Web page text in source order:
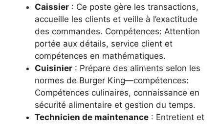
Caissier : Ce poste gère les transactions,
accueille les clients et veille à l’exactitude
des commandes. Compétences: Attention
portée aux détails, service client et
compétences en mathématiques.
Cuisinier : Prépare des aliments selon les
normes de Burger King—compétences:
Compétences culinaires, connaissance en
sécurité alimentaire et gestion du temps.
Technicien de maintenance : Entretient et